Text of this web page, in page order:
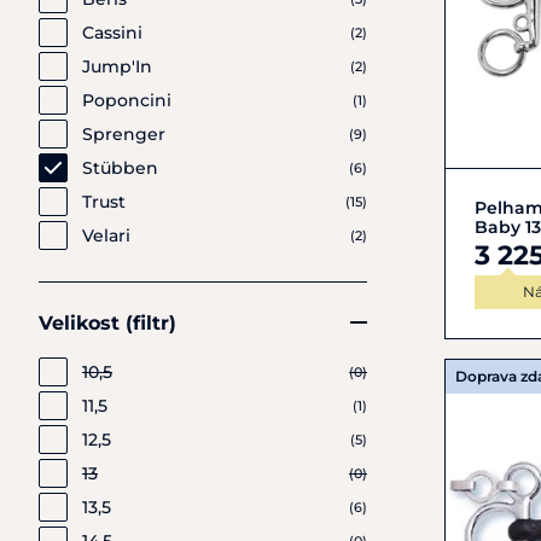
Cassini (2)
Jump'In (2)
Poponcini (1)
Sprenger (9)
Stübben (6)
Trust (15)
Velari (2)
Velikost (filtr)
10,5 (0)
11,5 (1)
12,5 (5)
13 (0)
13,5 (6)
Baby
3
Doprava